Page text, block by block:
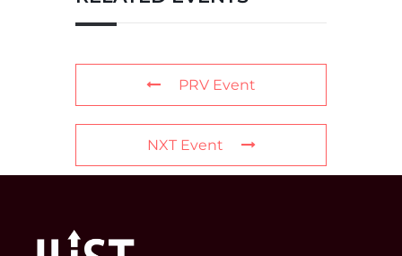
PRV Event
NXT Event